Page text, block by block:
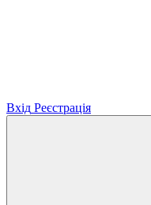
Вхід Реєстрація